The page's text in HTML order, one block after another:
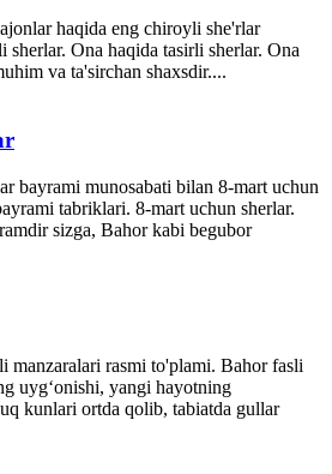
haqida eng chiroyli she'rlar
sherlar. Ona haqida tasirli sherlar. Ona
va ta'sirchan shaxsdir....
bayrami munosabati bilan 8-mart uchun
tabriklari. 8-mart uchun sherlar.
sizga, Bahor kabi begubor
manzaralari rasmi to'plami. Bahor fasli
uyg‘onishi, yangi hayotning
kunlari ortda qolib, tabiatda gullar